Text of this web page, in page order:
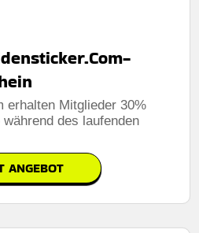
erhalten Mitglieder 30%
des laufenden
ANGEBOT